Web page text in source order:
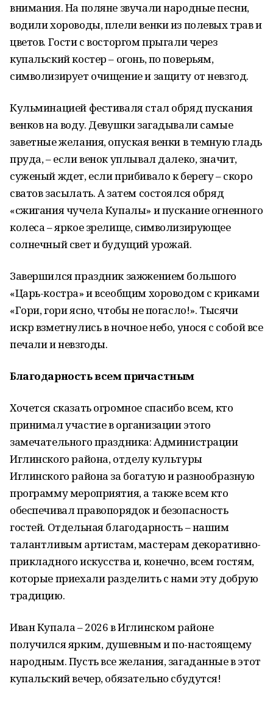
внимания. На поляне звучали народные песни,
водили хороводы, плели венки из полевых трав и
цветов. Гости с восторгом прыгали через
купальский костер – огонь, по поверьям,
символизирует очищение и защиту от невзгод.
Кульминацией фестиваля стал обряд пускания
венков на воду. Девушки загадывали самые
заветные желания, опуская венки в темную гладь
пруда, – если венок уплывал далеко, значит,
суженый ждет, если прибивало к берегу – скоро
сватов засылать. А затем состоялся обряд
«сжигания чучела Купалы» и пускание огненного
колеса – яркое зрелище, символизирующее
солнечный свет и будущий урожай.
Завершился праздник зажжением большого
«Царь-костра» и всеобщим хороводом с криками
«Гори, гори ясно, чтобы не погасло!». Тысячи
искр взметнулись в ночное небо, унося с собой все
печали и невзгоды.
Благодарность всем причастным
Хочется сказать огромное спасибо всем, кто
принимал участие в организации этого
замечательного праздника: Администрации
Иглинского района, отделу культуры
Иглинского района за богатую и разнообразную
программу мероприятия, а также всем кто
обеспечивал правопорядок и безопасность
гостей. Отдельная благодарность – нашим
талантливым артистам, мастерам декоративно-
прикладного искусства и, конечно, всем гостям,
которые приехали разделить с нами эту добрую
традицию.
Иван Купала – 2026 в Иглинском районе
получился ярким, душевным и по-настоящему
народным. Пусть все желания, загаданные в этот
купальский вечер, обязательно сбудутся!